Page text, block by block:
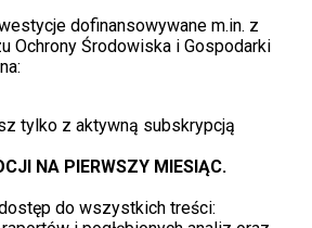
dofinansowywane m.in. z
Ochrony Środowiska i Gospodarki
tylko z aktywną subskrypcją
NA PIERWSZY MIESIĄC.
do wszystkich treści: